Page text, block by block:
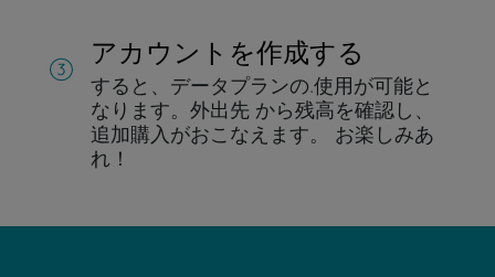
アカウントを作成する
すると、データプランの.使用が可能と
なります。 外出先 から残高を確認し、
追加購入がおこなえます。
お楽しみあ
れ！